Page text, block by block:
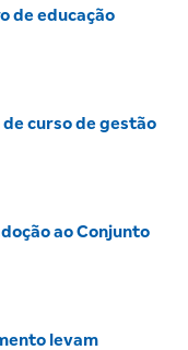
de educação
curso de gestão
ao Conjunto
levam